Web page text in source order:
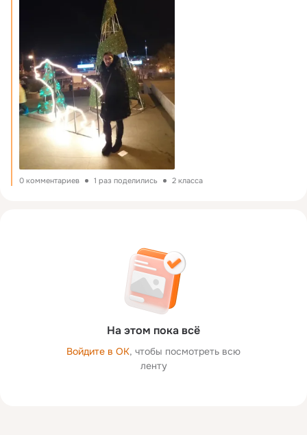
0 комментариев 1 раз поделились 2 класса
На этом пока всё
Войдите в ОК, чтобы посмотреть всю
ленту